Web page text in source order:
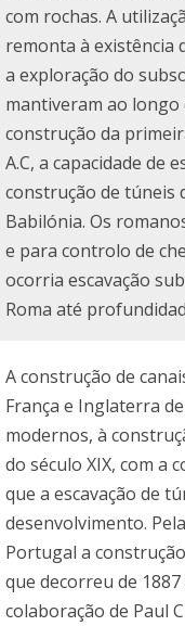
com rochas. A
remonta à existência
a exploração do
mantiveram ao longo
construção da
A.C, a capacidade de
construção de túneis
Babilónia. Os
e para controlo de
ocorria escavação
Roma até
A construção de
França e Inglaterra
modernos, à
do século XIX, com a
que a escavação de
desenvolvimento.
Portugal a
que decorreu de
colaboração de Paul